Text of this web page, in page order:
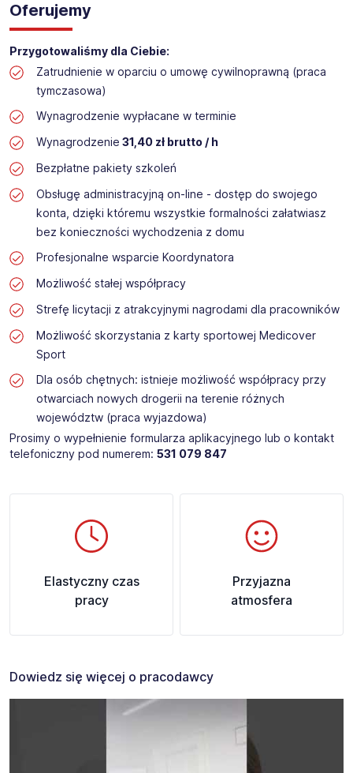
Oferujemy
Przygotowaliśmy dla Ciebie:
Zatrudnienie w oparciu o umowę cywilnoprawną (praca
tymczasowa)
Wynagrodzenie wypłacane w terminie
Wynagrodzenie 31,40 zł brutto / h
Bezpłatne pakiety szkoleń
Obsługę administracyjną on-line - dostęp do swojego
konta, dzięki któremu wszystkie formalności załatwiasz
bez konieczności wychodzenia z domu
Profesjonalne wsparcie Koordynatora
Możliwość stałej współpracy
Strefę licytacji z atrakcyjnymi nagrodami dla pracowników
Możliwość skorzystania z karty sportowej Medicover
Sport
Dla osób chętnych: istnieje możliwość współpracy przy
otwarciach nowych drogerii na terenie różnych
województw (praca wyjazdowa)
Prosimy o wypełnienie formularza aplikacyjnego lub o kontakt
telefoniczny pod numerem: 531 079 847
Elastyczny czas
pracy
Przyjazna
atmosfera
Dowiedz się więcej o pracodawcy